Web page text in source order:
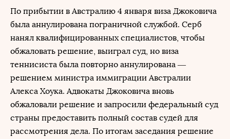
По прибытии в Австралию 4 января виза Джоковича
была аннулирована пограничной службой. Серб
нанял квалифицированных специалистов, чтобы
обжаловать решение, выиграл суд, но виза
теннисиста была повторно аннулирована —
решением министра иммиграции Австралии
Алекса Хоука. Адвокаты Джоковича вновь
обжаловали решение и запросили федеральный суд
страны предоставить полный состав судей для
рассмотрения дела. По итогам заседания решение